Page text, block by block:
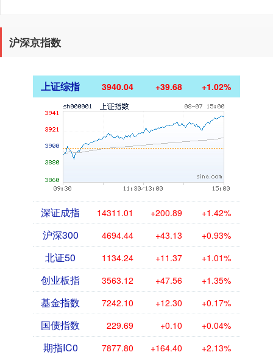
沪深京指数
上证综指 3940.04 +39.68 +1.02%
深证成指 14311.01 +200.89 +1.42%
沪深300 4694.44 +43.13 +0.93%
北证50 1134.24 +11.37 +1.01%
创业板指 3563.12 +47.56 +1.35%
基金指数 7242.10 +12.30 +0.17%
国债指数 229.69 +0.10 +0.04%
期指IC0 7877.80 +164.40 +2.13%